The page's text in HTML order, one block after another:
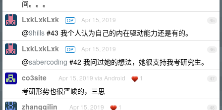
间。。。
45
LxkLxkLxk OP Apr 15, 2019
@9hills #43 我个人认为自己的内在驱动能力还是有的。
46
LxkLxkLxk OP Apr 15, 2019
@sabercoding #42 我问过她的想法，她很支持我考研究生。
47
co3site Apr 15, 2019 via Android 1
考研形势也很严峻的，三思
48
zhangqilin Apr 15, 2019 1